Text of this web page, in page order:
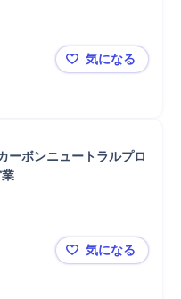
【週1〜2日
気になる
ーボンニュートラルプロ
【年収最大
気になる